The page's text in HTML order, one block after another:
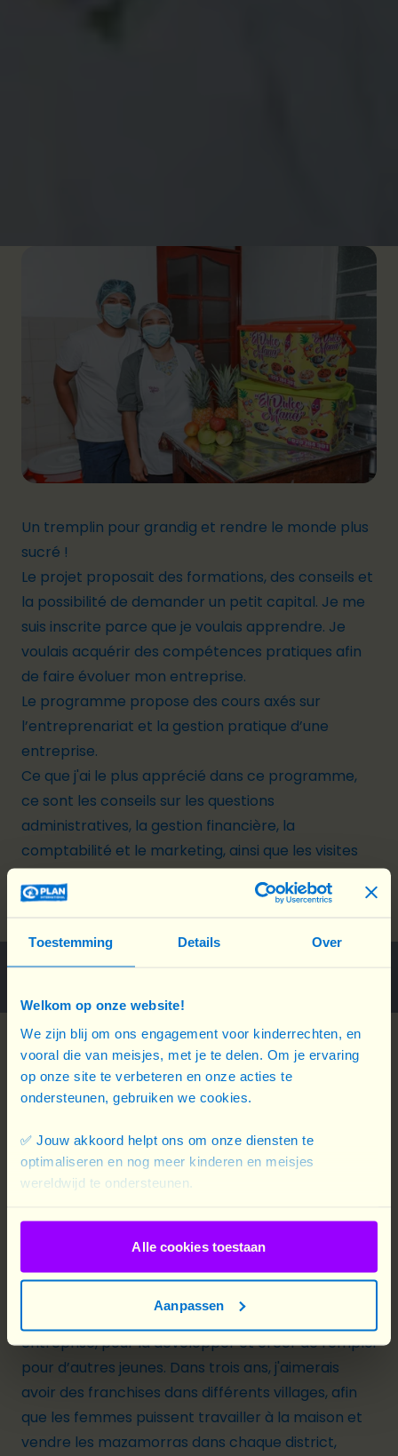
Toestemming Details Over
Welkom op onze website!
We zijn blij om ons engagement voor kinderrechten, en
vooral die van meisjes, met je te delen. Om je ervaring
op onze site te verbeteren en onze acties te
ondersteunen, gebruiken we cookies.
✅ Jouw akkoord helpt ons om onze diensten te
optimaliseren en nog meer kinderen en meisjes
wereldwijd te ondersteunen.
Alle cookies toestaan
Aanpassen
Un tremplin pour grandig et rendre le monde plus
sucré !
Le projet proposait des formations, des conseils et
la possibilité de demander un petit capital. Je me
suis inscrite parce que je voulais apprendre. Je
voulais acquérir des compétences pratiques afin
de faire évoluer mon entreprise.
Le programme propose des cours axés sur
l’entreprenariat et la gestion pratique d’une
entreprise.
Ce que j'ai le plus apprécié dans ce programme,
ce sont les conseils sur les questions
administratives, la gestion financière, la
comptabilité et le marketing, ainsi que les visites
auprès de mentors afin de recevoir leurs conseils
éclairés.
dessert. A présent, j'ai une vision pour mon
entreprise, pour la développer et créer de l'emploi
pour d’autres jeunes. Dans trois ans, j'aimerais
avoir des franchises dans différents villages, afin
que les femmes puissent travailler à la maison et
vendre les mazamorras dans chaque district,